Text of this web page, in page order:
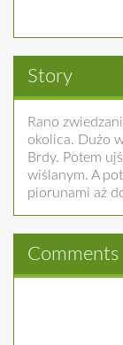
Story
Rano
okolica. Dużo
Brdy. Potem
wiślanym. A
piorunami aż
Comments